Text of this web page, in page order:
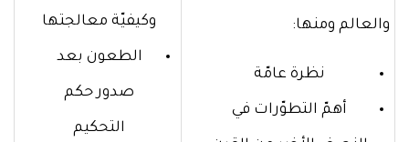
والعالم ومنها:
نظرة عامّة
أهمّ التطوّرات في
وكيفيّة معالجتها
الطعون بعد
صدور حكم
التحكيم